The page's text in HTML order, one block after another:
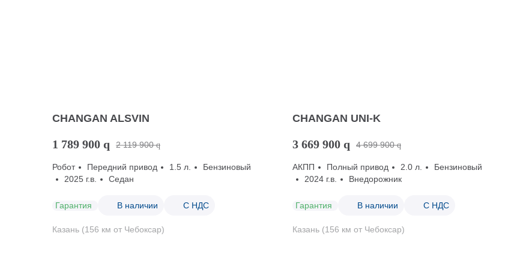
CHANGAN ALSVIN
1 789 900 q 2 119 900 q
Робот Передний привод 1.5 л.
Бензиновый
2025 г.в.
Седан
Гарантия В наличии С НДС
Казань (156 км от Чебоксар)
CHANGAN UNI-K
3 669 900 q 4 699 900 q
АКПП Полный привод 2.0 л.
Бензиновый
2024 г.в.
Внедорожник
Гарантия В наличии С НДС
Казань (156 км от Чебоксар)